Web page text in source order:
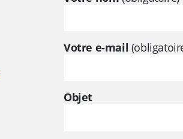
Votre e-mail
Objet